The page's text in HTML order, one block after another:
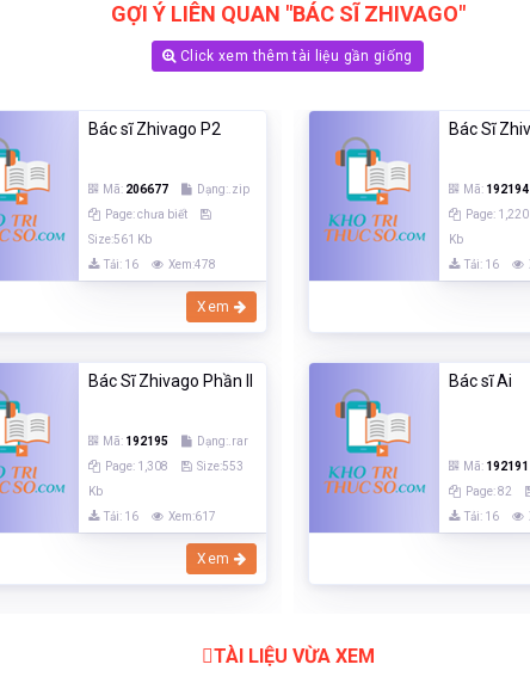
GỢI Ý LIÊN QUAN "BÁC SĨ ZHIVAGO"
Click xem thêm tài liệu gần giống
Bác sĩ Zhivago P2
Mã: 206677
Dạng:.zip
Page: chưa biết
Size:561 Kb
Tải: 16
Xem:478
Xem
Bác Sĩ Zhivago Phần II
Mã: 192195
Dạng:.rar
Page: 1,308
Size:553
Kb
Tải: 16
Xem:617
Xem
Bác Sĩ
Mã: 192194
Page: 1,220
Kb
Tải: 16
Bác sĩ Ai
Mã: 192191
Page: 82
Tải: 16
TÀI LIỆU VỪA XEM